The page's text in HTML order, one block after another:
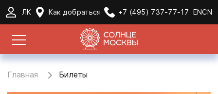
ЛК Как добраться +7 (495) 737-77-17 ENCN
Главная Билеты